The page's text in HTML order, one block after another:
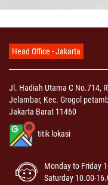
Head Office - Jakarta
Jl. Hadiah Utama C No.714,
Jelambar, Kec. Grogol
Jakarta Barat 11460
titik lokasi
Monday to Friday
Saturday 10.00-